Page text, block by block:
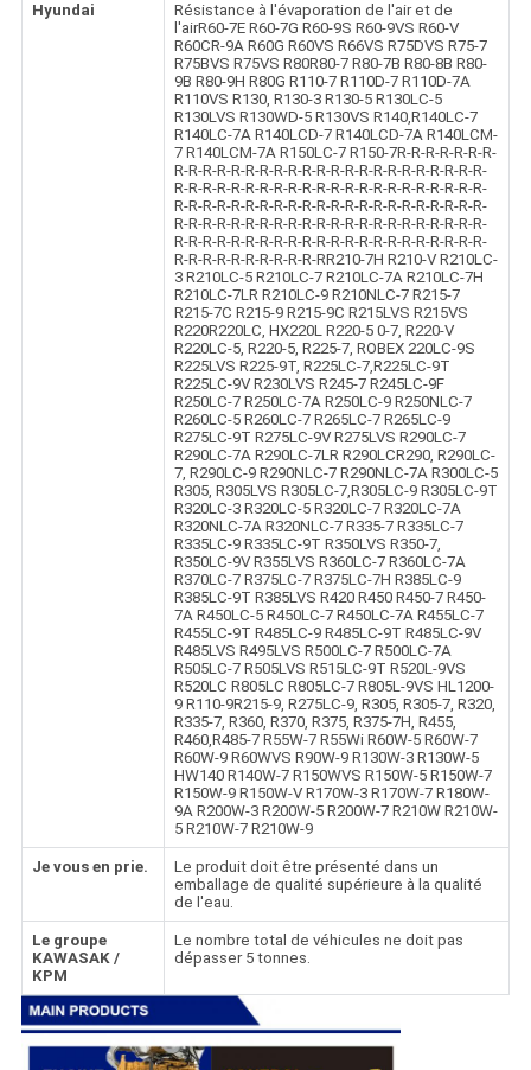
Hyundai
Résistance à l'évaporation de l'air et de
l'airR60-7E R60-7G R60-9S R60-9VS R60-V
R60CR-9A R60G R60VS R66VS R75DVS R75-7
R75BVS R75VS R80R80-7 R80-7B R80-8B R80-
9B R80-9H R80G R110-7 R110D-7 R110D-7A
R110VS R130, R130-3 R130-5 R130LC-5
R130LVS R130WD-5 R130VS R140,R140LC-7
R140LC-7A R140LCD-7 R140LCD-7A R140LCM-
7 R140LCM-7A R150LC-7 R150-7R-R-R-R-R-R-R-
R-R-R-R-R-R-R-R-R-R-R-R-R-R-R-R-R-R-R-R-R-R-
R-R-R-R-R-R-R-R-R-R-R-R-R-R-R-R-R-R-R-R-R-R-
R-R-R-R-R-R-R-R-R-R-R-R-R-R-R-R-R-R-R-R-R-R-
R-R-R-R-R-R-R-R-R-R-R-R-R-R-R-R-R-R-R-R-R-R-
R-R-R-R-R-R-R-R-R-R-R-R-R-R-R-R-R-R-R-R-R-R-
R-R-R-R-R-R-R-R-R-R-RR210-7H R210-V R210LC-
3 R210LC-5 R210LC-7 R210LC-7A R210LC-7H
R210LC-7LR R210LC-9 R210NLC-7 R215-7
R215-7C R215-9 R215-9C R215LVS R215VS
R220R220LC, HX220L R220-5 0-7, R220-V
R220LC-5, R220-5, R225-7, ROBEX 220LC-9S
R225LVS R225-9T, R225LC-7,R225LC-9T
R225LC-9V R230LVS R245-7 R245LC-9F
R250LC-7 R250LC-7A R250LC-9 R250NLC-7
R260LC-5 R260LC-7 R265LC-7 R265LC-9
R275LC-9T R275LC-9V R275LVS R290LC-7
R290LC-7A R290LC-7LR R290LCR290, R290LC-
7, R290LC-9 R290NLC-7 R290NLC-7A R300LC-5
R305, R305LVS R305LC-7,R305LC-9 R305LC-9T
R320LC-3 R320LC-5 R320LC-7 R320LC-7A
R320NLC-7A R320NLC-7 R335-7 R335LC-7
R335LC-9 R335LC-9T R350LVS R350-7,
R350LC-9V R355LVS R360LC-7 R360LC-7A
R370LC-7 R375LC-7 R375LC-7H R385LC-9
R385LC-9T R385LVS R420 R450 R450-7 R450-
7A R450LC-5 R450LC-7 R450LC-7A R455LC-7
R455LC-9T R485LC-9 R485LC-9T R485LC-9V
R485LVS R495LVS R500LC-7 R500LC-7A
R505LC-7 R505LVS R515LC-9T R520L-9VS
R520LC R805LC R805LC-7 R805L-9VS HL1200-
9 R110-9R215-9, R275LC-9, R305, R305-7, R320,
R335-7, R360, R370, R375, R375-7H, R455,
R460,R485-7 R55W-7 R55Wi R60W-5 R60W-7
R60W-9 R60WVS R90W-9 R130W-3 R130W-5
HW140 R140W-7 R150WVS R150W-5 R150W-7
R150W-9 R150W-V R170W-3 R170W-7 R180W-
9A R200W-3 R200W-5 R200W-7 R210W R210W-
5 R210W-7 R210W-9
Je vous en prie.
Le produit doit être présenté dans un
emballage de qualité supérieure à la qualité
de l'eau.
Le groupe
KAWASAK /
KPM
Le nombre total de véhicules ne doit pas
dépasser 5 tonnes.